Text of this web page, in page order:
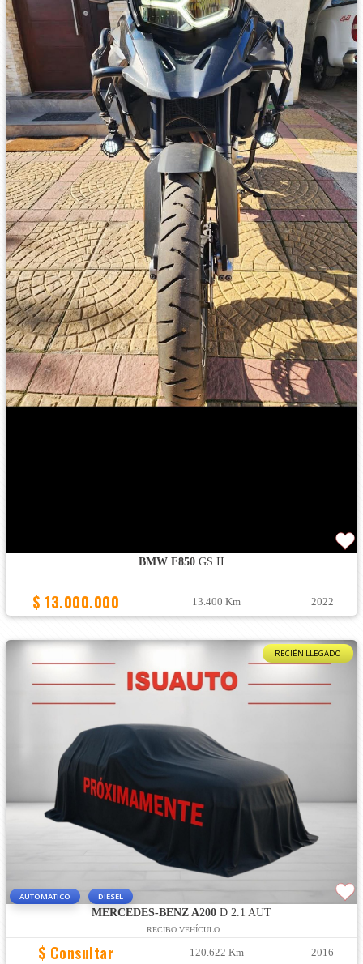
BMW F850GS II
$ 13.000.000 13.400 Km 2022
RECIÉN LLEGADO
AUTOMATICO DIESEL
MERCEDES-BENZ A200D 2.1 AUT
RECIBO VEHÍCULO
$ Consultar 120.622 Km 2016